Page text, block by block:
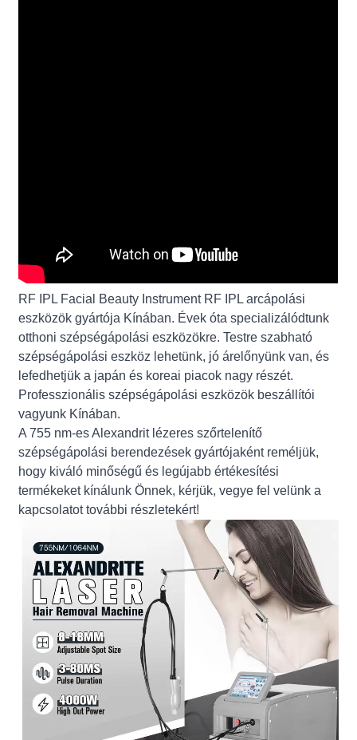
RF IPL Facial Beauty Instrument RF IPL arcápolási
eszközök gyártója Kínában. Évek óta specializálódtunk
otthoni szépségápolási eszközökre. Testre szabható
szépségápolási eszköz lehetünk, jó árelőnyünk van, és
lefedhetjük a japán és koreai piacok nagy részét.
Professzionális szépségápolási eszközök beszállítói
vagyunk Kínában.
A 755 nm-es Alexandrit lézeres szőrtelenítő
szépségápolási berendezések gyártójaként reméljük,
hogy kiváló minőségű és legújabb értékesítési
termékeket kínálunk Önnek, kérjük, vegye fel velünk a
kapcsolatot további részletekért!